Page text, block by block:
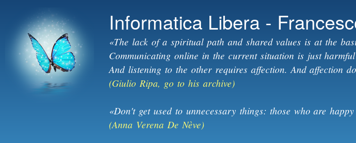
main
content
Informatica Libera -
«The lack of a spiritual path and shared values is at the
Communicating online in the current situation is just
And listening to the other requires affection. And affection
(Giulio Ripa, go to his archive)
«Don't get used to unnecessary things: those who are
(Anna Verena De Nève)